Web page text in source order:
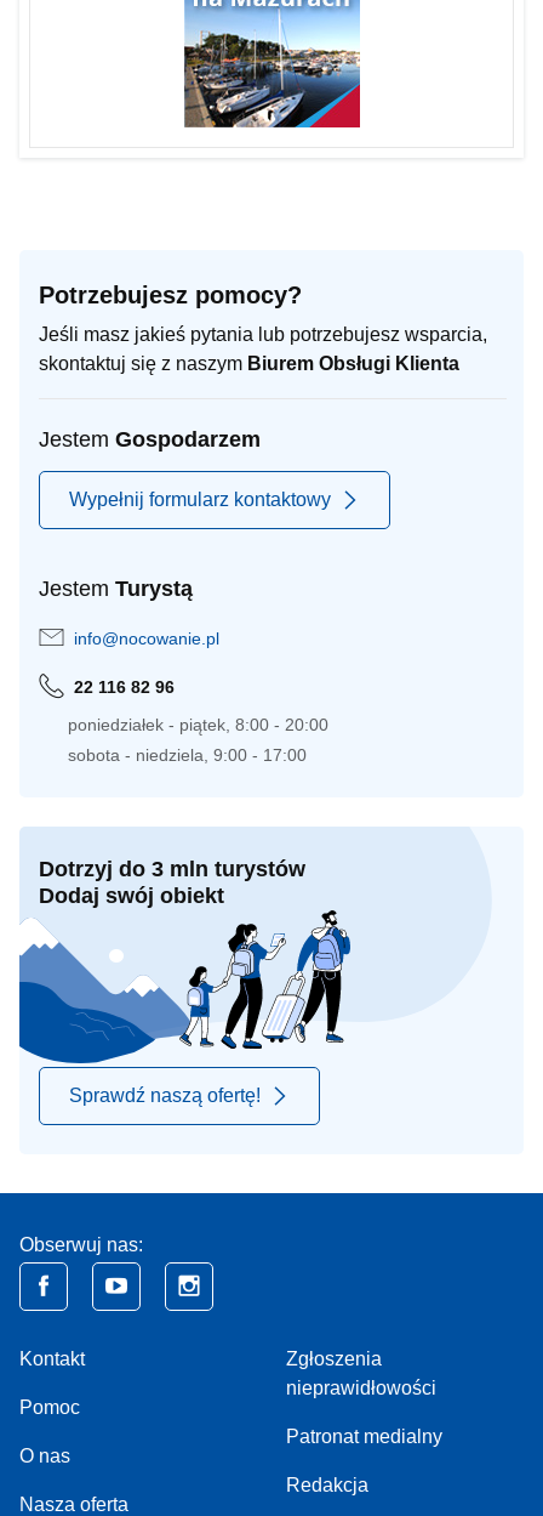
Potrzebujesz pomocy?
Jeśli masz jakieś pytania lub potrzebujesz wsparcia,
skontaktuj się z naszym Biurem Obsługi Klienta
Jestem Gospodarzem
Wypełnij formularz kontaktowy
Jestem Turystą
info@nocowanie.pl
22 116 82 96
poniedziałek - piątek, 8:00 - 20:00
sobota - niedziela, 9:00 - 17:00
Dotrzyj do 3 mln turystów
Dodaj swój obiekt
Sprawdź naszą ofertę!
Obserwuj nas:
Kontakt
Pomoc
O nas
Nasza oferta
Zgłoszenia
nieprawidłowości
Patronat medialny
Redakcja